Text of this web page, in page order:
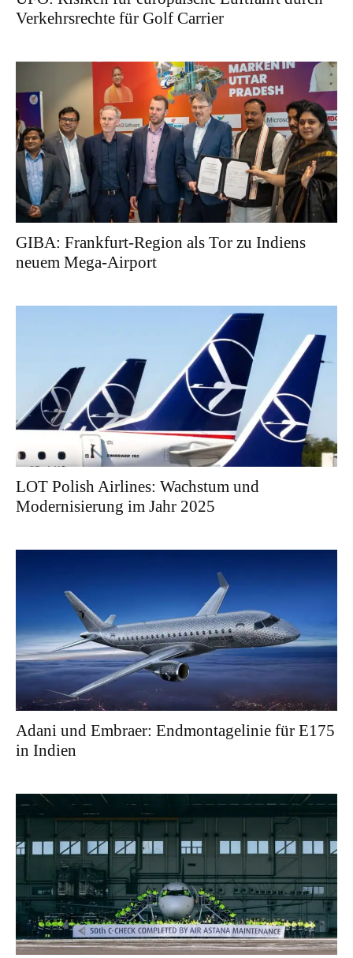
Verkehrsrechte für Golf Carrier
GIBA: Frankfurt-Region als Tor zu Indiens
neuem Mega-Airport
LOT Polish Airlines: Wachstum und
Modernisierung im Jahr 2025
Adani und Embraer: Endmontagelinie für E175
in Indien